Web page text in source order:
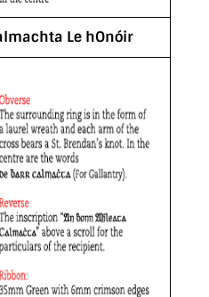
Le hOnóir